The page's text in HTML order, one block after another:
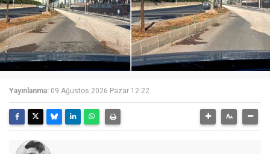
Yayınlanma: 09 Ağustos 2026 Pazar 12:22